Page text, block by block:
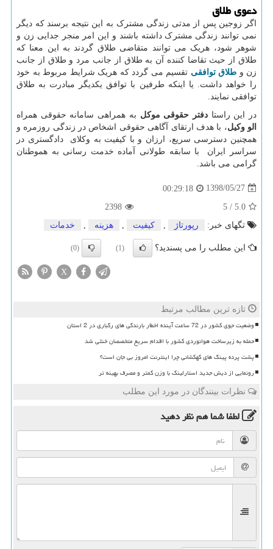
دعوی طلاق
اگر زوجین پس از مدتی زندگی مشترک به این نتیجه برسند که دیگر
نمی توانند زندگی مشترک داشته باشند و این امر منجر جدایی زن و
شوهر شود، هریک می توانند متقاضی طلاق گردند به این معنا که
طلاق از حیث تقاضا کننده آن به طلاق از جانب مرد و طلاق از جانب
زن و طلاق توافقی تقسیم می گردد که هریک شرایط مربوط به خود
را خواهد داشت. یا اینکه طرفین با توافق یکدیگر مبادرت به طلاق
توافقی نمایند.
در این راستادفتر حقوقی موکل به همراهی سامانه حقوقی همراه
الو وکیل، با هدف ارتقای آگاهی حقوقی اشخاص در زندگی روزمره و
همچنین دسترسی سریع، ارزان و با کیفیت به وکلای دادگستری در
سراسر ایران با سابقه طولانی آماده خدمت رسانی به هموطنان
گرامی می باشد.
1398/05/27
00:29:18
5.0
/
5
2398
تگهای خبر:
رپورتاژ , كیفیت , هزینه , خدمات
این مطلب را می پسندید؟ (1)
(0)
X
تازه ترین مطالب مرتبط
وضعیت جوی کشور در 72 ساعت آینده اخطار بارندگی های رگباری در 2 استان
حمله به زیرساخت هوانوردی کشور با اقدام سریع متخصصان خنثی شد
پشت پرده پینگ های کهکشانی چرا اینترنت امروز بی جان است؟
رونمایی از دیش جدید استارلینک با وزن کمتر و مصرف بهینه تر
نظرات بینندگان در مورد این مطلب
لطفا شما همنظر دهید